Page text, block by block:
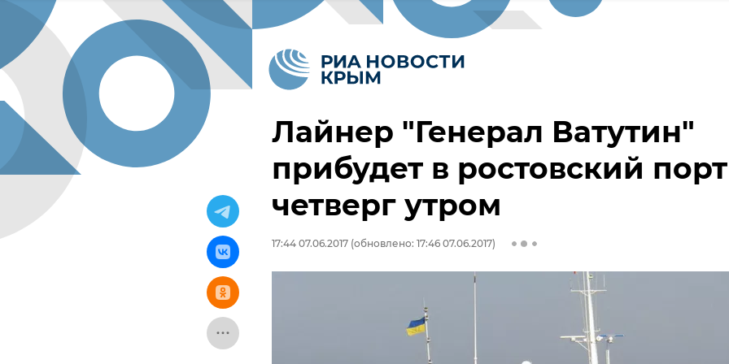
Лайнер "Генерал Ватутин"
прибудет в ростовский
четверг утром
17:44 07.06.2017 (обновлено: 17:46 07.06.2017)